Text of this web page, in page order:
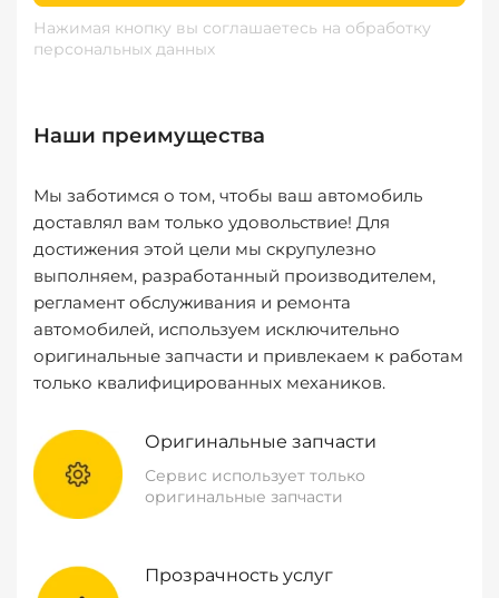
Нажимая кнопку вы соглашаетесь на обработку
персональных данных
Наши преимущества
Мы заботимся о том, чтобы ваш автомобиль
доставлял вам только удовольствие! Для
достижения этой цели мы скрупулезно
выполняем, разработанный производителем,
регламент обслуживания и ремонта
автомобилей, используем исключительно
оригинальные запчасти и привлекаем к работам
только квалифицированных механиков.
Оригинальные запчасти
Сервис использует только
оригинальные запчасти
Прозрачность услуг